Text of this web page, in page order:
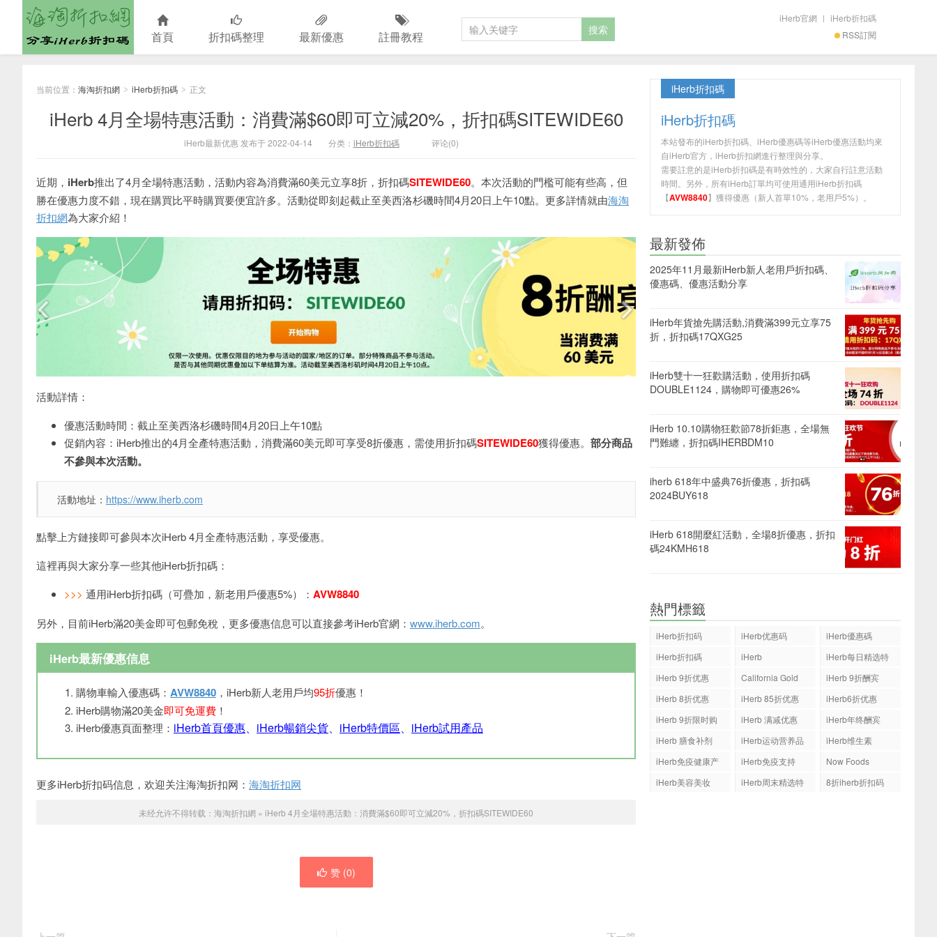
首頁 折扣碼整理 最新優惠 註冊教程 RSS訂閱
iHerb官網 | iHerb折扣碼
当前位置： 海淘折扣網 > iHerb折扣碼 > 正文
iHerb 4月全場特惠活動：消費滿$60即可立減20%，折扣碼SITEWIDE60
iHerb最新优惠 发布于 2022-04-14 分类： iHerb折扣碼 评论(0)
近期， iHerb推出了4月全場特惠活動，活動内容為消費滿60美元立享8折，折扣碼SITEWIDE60。本次活動的門檻可能有些高，但
勝在優惠力度不錯，現在購買比平時購買要便宜許多。活動從即刻起截止至美西洛杉磯時間4月20日上午10點。更多詳情就由海淘
折扣網為大家介紹！
活動詳情：
優惠活動時間：截止至美西洛杉磯時間4月20日上午10點
促銷內容：iHerb推出的4月全產特惠活動，消費滿60美元即可享受8折優惠，需使用折扣碼SITEWIDE60獲得優惠。 部分商品
不參與本次活動。
活動地址： https://www.iherb.com
點擊上方鏈接即可參與本次iHerb 4月全產特惠活動，享受優惠。
這裡再與大家分享一些其他iHerb折扣碼：
>>> 通用iHerb折扣碼（可疊加，新老用戶優惠5%）： AVW8840
另外，目前iHerb滿20美金即可包郵免稅，更多優惠信息可以直接參考iHerb官網： www.iherb.com。
iHerb最新優惠信息
購物車輸入優惠碼： AVW8840 ，iHerb新人老用戶均95折優惠！
iHerb購物滿20美金即可免運費 ！
iHerb優惠頁面整理： iHerb首頁優惠、 iHerb暢銷尖貨、 iHerb特價區、 iHerb試用產品
更多iHerb折扣码信息，欢迎关注海淘折扣网： 海淘折扣网
未经允许不得转载： 海淘折扣網 » iHerb 4月全場特惠活動：消費滿$60即可立減20%，折扣碼SITEWIDE60
赞 (0)
iHerb折扣碼
iHerb折扣碼
本站發布的iHerb折扣碼、iHerb優惠碼等iHerb優惠活動均來
自iHerb官方，iHerb折扣網進行整理與分享。
需要註意的是iHerb折扣碼是有時效性的，大家自行註意活動
時間。另外，所有iHerb訂單均可使用通用iHerb折扣碼
【AVW8840】獲得優惠（新人首單10%，老用戶5%）。
最新發佈
2025年11月最新iHerb新人老用戶折扣碼、
優惠碼、優惠活動分享
iHerb年貨搶先購活動,消費滿399元立享75
折，折扣碼17QXG25
iHerb雙十一狂歡購活動，使用折扣碼
DOUBLE1124，購物即可優惠26%
iHerb 10.10購物狂歡節78折鉅惠，全場無
門難纏，折扣碼IHERBDM10
iherb 618年中盛典76折優惠，折扣碼
2024BUY618
iHerb 618開麼紅活動，全場8折優惠，折扣
碼24KMH618
熱門標籤
iHerb折扣码 iHerb优惠码
iHerb優惠碼
iHerb折扣碼
iHerb
iHerb每日精选特
iHerb 9折优惠
California Gold
iHerb 9折酬宾
iHerb 8折优惠
iHerb 85折优惠
iHerb6折优惠
iHerb 9折限时购
iHerb 满减优惠
iHerb年终酬宾
iHerb 膳食补剂
iHerb运动营养品
iHerb维生素
iHerb免疫健康产
iHerb免疫支持
Now Foods
iHerb美容美妆
iHerb周末精选特
8折iherb折扣码